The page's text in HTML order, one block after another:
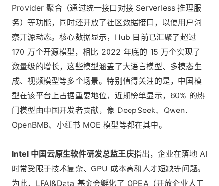
Provider 聚合（通过统一接口对接 Serverless 推理服
务）等功能，同时还开放了社区数据接口，以便用户洞
察开源动态。核心数据显示，Hub 目前已汇聚了超过
170 万个开源模型，相比 2022 年底的 15 万个实现了
数量级的增长，这些模型涵盖了大语言模型、多模态生
成、视频模型等多个场景。特别值得关注的是，中国模
型在该平台上占据重要地位，近期榜单显示，60% 的热
门模型由中国开发者贡献，像 DeepSeek、Qwen、
OpenBMB、小红书 MOE 模型等都在其中。
Intel 中国云原生软件研发总监王庆指出，企业在落地 AI
时常受限于技术复杂、GPU 成本高和人才短缺等问题。
为此，LFAI&Data 基金会孵化了 OPEA（开放企业人工